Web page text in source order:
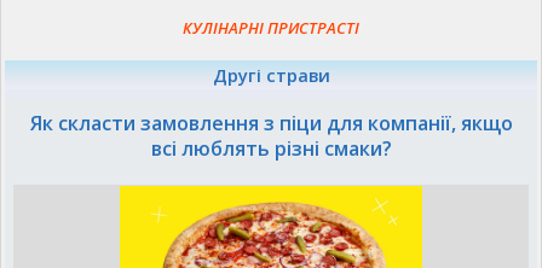
КУЛІНАРНІ ПРИСТРАСТІ
Другі страви
Як скласти замовлення з піци для компанії, якщо
всі люблять різні смаки?